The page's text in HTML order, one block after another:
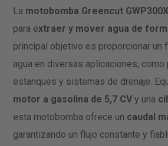
La motobomba Greencut GWP300X
para extraer y mover agua de
principal objetivo es proporcionar un
agua en diversas aplicaciones,
estanques y sistemas de drenaje.
motor a gasolina de 5,7 CV y una
esta motobomba ofrece un caudal
garantizando un flujo constante y